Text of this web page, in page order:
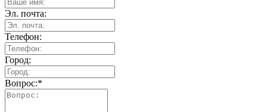
Эл. почта:
Телефон:
Город:
Вопрос:*